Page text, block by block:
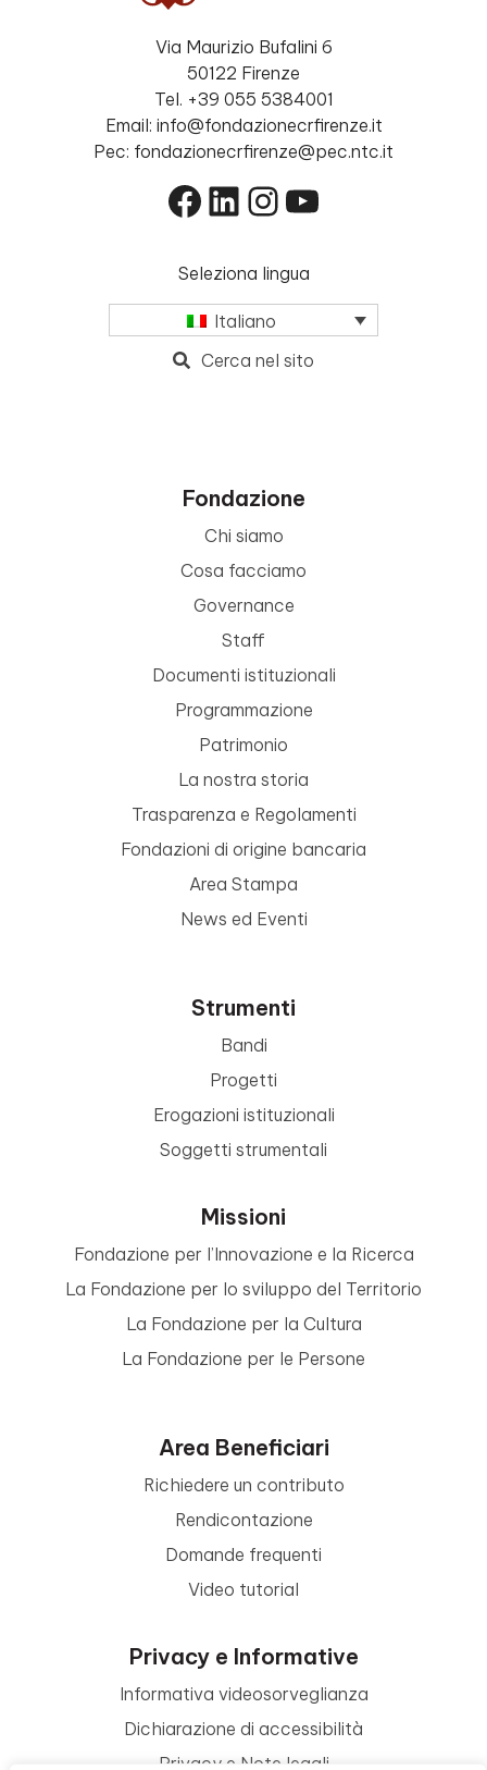
Via Maurizio Bufalini 6
50122 Firenze
Tel. +39 055 5384001
Email: info@fondazionecrfirenze.it
Pec: fondazionecrfirenze@pec.ntc.it
Facebook
LinkedIn
Instagram
YouTube
Seleziona lingua
Italiano
Cerca nel sito
Fondazione
Chi siamo
Cosa facciamo
Governance
Staff
Documenti istituzionali
Programmazione
Patrimonio
La nostra storia
Trasparenza e Regolamenti
Fondazioni di origine bancaria
Area Stampa
News ed Eventi
Strumenti
Bandi
Progetti
Erogazioni istituzionali
Soggetti strumentali
Missioni
Fondazione per l’Innovazione e la Ricerca
La Fondazione per lo sviluppo del Territorio
La Fondazione per la Cultura
La Fondazione per le Persone
Area Beneficiari
Richiedere un contributo
Rendicontazione
Domande frequenti
Video tutorial
Privacy e Informative
Informativa videosorveglianza
Dichiarazione di accessibilità
Privacy e Note legali